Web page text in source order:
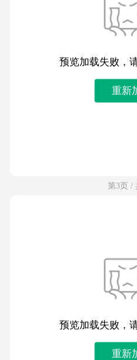
预览加载失败，
重新
第3页 /
预览加载失败，
重新